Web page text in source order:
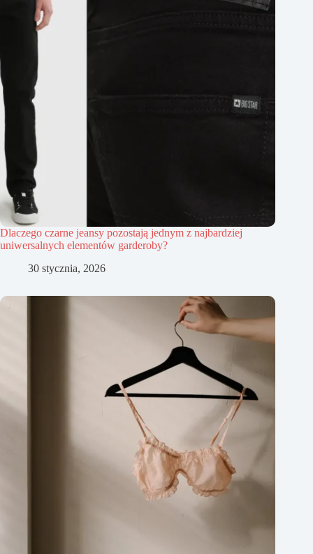
Dlaczego czarne jeansy pozostają jednym z najbardziej
uniwersalnych elementów garderoby?
30 stycznia, 2026